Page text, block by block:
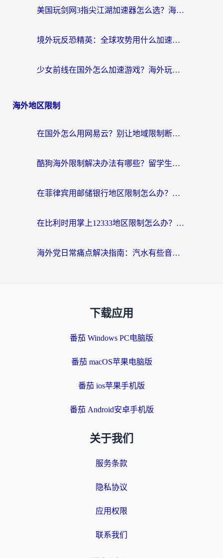
美国玩剑网3指尖江湖加速器怎么选？海外党亲测避坑指南
境外玩反恐精英：全球攻势用什么加速器？2026海外玩家亲测实用指南
少女前线在国外怎么加速游戏？海外玩家必看的国服游戏畅玩指南
海外地区限制
在国外怎么用网易云？别让地域限制断了你的中文歌单——附听书社交定位解决方案
酷狗海外限制解决办法有哪些？留学生亲测有效的回国加速指南
在菲律宾用邮储银行地区限制怎么办？海外华人必看的回国加速解决方案
在比利时用掌上12333地区限制怎么办？海外华人亲测有效的回国加速方案
海外党日常痛点解决指南：汽水有些音乐在国外无法播放怎么办？
下载应用
番茄 Windows PC电脑版
番茄 macOS苹果电脑版
番茄 ios苹果手机版
番茄 Android安卓手机版
关于我们
服务条款
隐私协议
应用权限
联系我们